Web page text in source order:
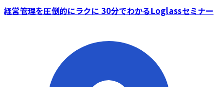
経営管理を圧倒的にラクに 30分でわかるLoglassセミナー